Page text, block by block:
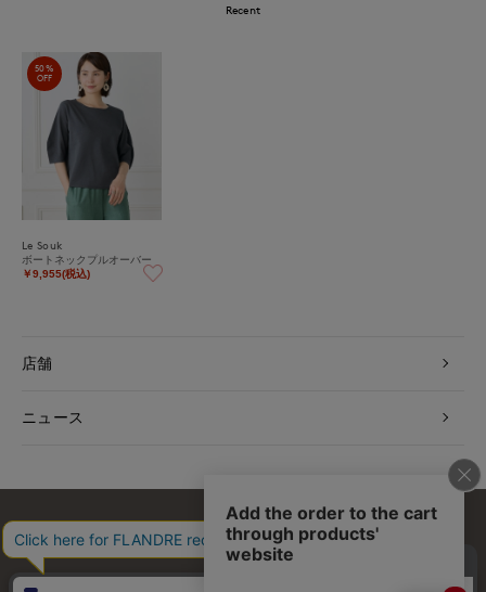
Recent
50%
OFF
Le Souk
ボートネックプルオーバー
￥9,955(税込)
店舗
ニュース